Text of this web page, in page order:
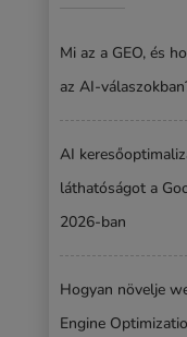
Mi az a GEO, és
az AI-
AI
láthatóságot a
2026-ban
Hogyan növelje
Engine